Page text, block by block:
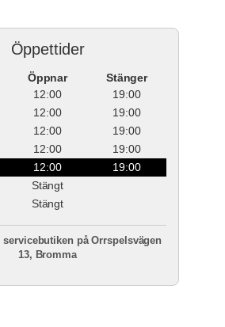
Öppettider
Öppnar
Stänger
12:00
19:00
12:00
19:00
12:00
19:00
12:00
19:00
12:00
19:00
Stängt
Stängt
på Orrspelsvägen
13, Bromma